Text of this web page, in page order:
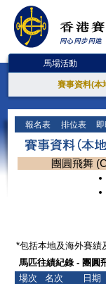
馬場活動
賽事資料(本
報名表 排位表
團圓飛舞
*包括本地及海外賽績
馬匹往績紀錄 - 團圓
場次
名次 日期